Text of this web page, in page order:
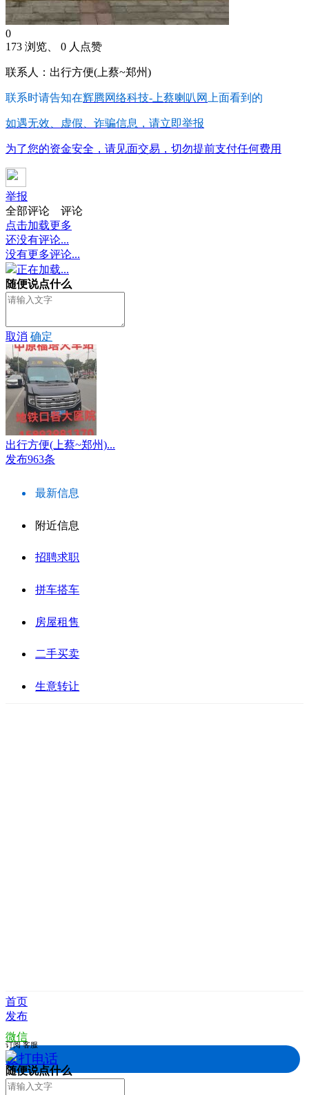
0
173 浏览、 0 人点赞
联系人：出行方便(上蔡~郑州)
联系时请告知在辉腾网络科技-上蔡喇叭网 上面看到的
如遇无效、虚假、诈骗信息，请立即举报
为了您的资金安全，请见面交易，切勿提前支付任何费用
举报
全部评论
评论
点击加载更多
还没有评论...
没有更多评论...
正在加载...
随便说点什么
取消 确定
出行方便(上蔡~郑州)...
发布963条
最新信息
附近信息
招聘求职
拼车搭车
房屋租售
二手买卖
生意转让
首页
发布
微信
拨打电话
订阅 客服
随便说点什么